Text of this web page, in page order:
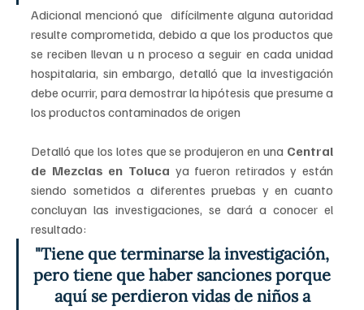
Adicional mencionó que  difícilmente alguna autoridad
resulte comprometida, debido a que los productos que
se reciben llevan u n proceso a seguir en cada unidad
hospitalaria, sin embargo, detalló que la investigación
debe ocurrir, para demostrar la hipótesis que presume a
los productos contaminados de origen
Detalló que los lotes que se produjeron en una Central
de Mezclas en Toluca ya fueron retirados y están
siendo sometidos a diferentes pruebas y en cuanto
concluyan las investigaciones, se dará a conocer el
resultado:
"Tiene que terminarse la investigación,
pero tiene que haber sanciones porque
aquí se perdieron vidas de niños a